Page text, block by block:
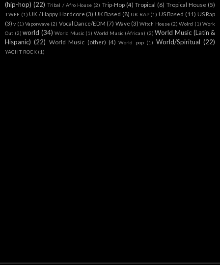
(hip-hop) (22) Tribal / Afro House (2) Trip-Hop (4) Tropical (6) Tropical House (5)
TWEE (1) UK / Happy Hardcore (3) UK Based (8) UK RAP (1) US Based (11) US Rap
(3) v (1) Vaporwave (2) Vocal Dance/EDM (7) Wave (3) Witch House (2) Wolrd (1) Work
Out (2) world (34) World Music (1) World Music (African) (2) World Music (Latin &
Hispanic) (22) World Music (other) (4) World pop (1) World/Spiritual (22)
YACHT ROCK (1)